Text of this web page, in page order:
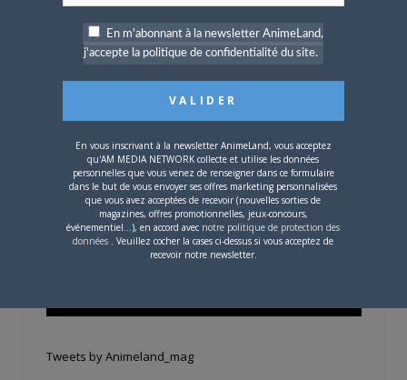
Pour savoir où trouver nos magazines, cliquez sur la
CONTENU SPONSORISÉ
Tweets by Animeland_mag
En m'abonnant à la newsletter AnimeLand,
j'accepte la politique de confidentialité du site.
En vous inscrivant à la newsletter AnimeLand, vous acceptez
qu'AM MEDIA NETWORK collecte et utilise les données
personnelles que vous venez de renseigner dans ce formulaire
dans le but de vous envoyer ses offres marketing personnalisées
que vous avez acceptées de recevoir (nouvelles sorties de
magazines, offres promotionnelles, jeux-concours,
événementiel...), en accord avec notre politique de protection des
données . Veuillez cocher la cases ci-dessus si vous acceptez de
recevoir notre newsletter.